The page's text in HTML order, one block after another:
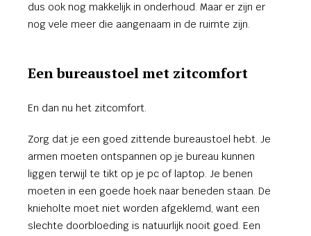
dus ook nog makkelijk in onderhoud. Maar er zijn er
nog vele meer die aangenaam in de ruimte zijn.
Een bureaustoel met zitcomfort
En dan nu het zitcomfort.
Zorg dat je een goed zittende bureaustoel hebt. Je
armen moeten ontspannen op je bureau kunnen
liggen terwijl te tikt op je pc of laptop. Je benen
moeten in een goede hoek naar beneden staan. De
knieholte moet niet worden afgeklemd, want een
slechte doorbloeding is natuurlijk nooit goed. Een